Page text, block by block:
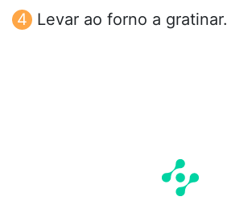
Levar ao forno a gratinar.